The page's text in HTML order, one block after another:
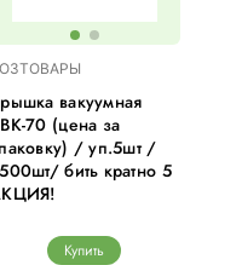
вакуумная
70 (цена за
/ уп.5шт /
бить кратно 5
Купить